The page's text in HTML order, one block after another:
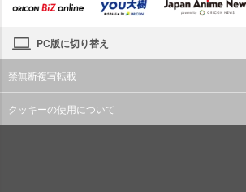
PC版に切り替え
禁無断複写転載
クッキーの使用について